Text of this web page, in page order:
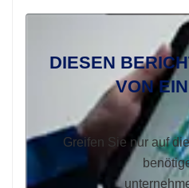
DIESEN
VON
Greifen Sie nur auf